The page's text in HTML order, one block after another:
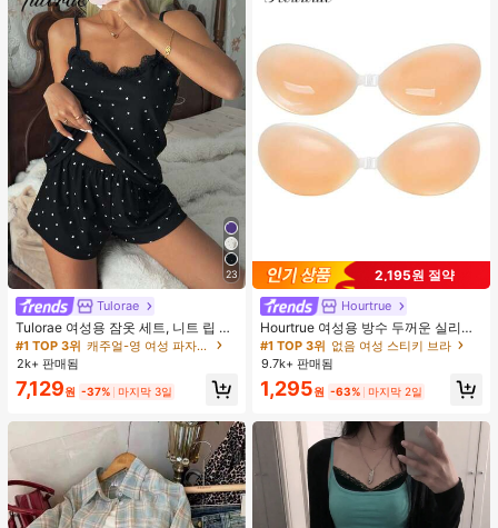
23
Tulorae
Tulorae 여성용 잠옷 세트, 니트 립 원
단, 하트 프린트 대비 레이스 트림, 로
맨틱 달콤 귀여운 섹시 캐미솔 & 반바
지 베이비돌 잠옷 세트 투피스 나이트
세트 섹시 잠옷 세트 여성용 잠옷 롬퍼
트 잠옷 세트 잠옷 반바지 세트 투피스
잠옷 세트 여성용 여름 세트 도트 반바
지 세트 여성용 잠옷 세트 반바지 잠옷
세트 여성용 투피스 여름 라운지 세트
#1 TOP 3위
캐주얼-영 여성 파자마 세트
2k+ 판매됨
7,129원 -37% 마지막 3일
2,195원 절약
Hourtrue
Hourtrue 여성용 방수 두꺼운 실리콘
가슴 페탈, 작은 가슴 리프트업 & 푸시
인용, 웨딩 촬영 및 들러리용
#1 TOP 3위 없음 여성 스티키 브라
9.7k+ 판매됨
1,295원 -63% 마지막 2일